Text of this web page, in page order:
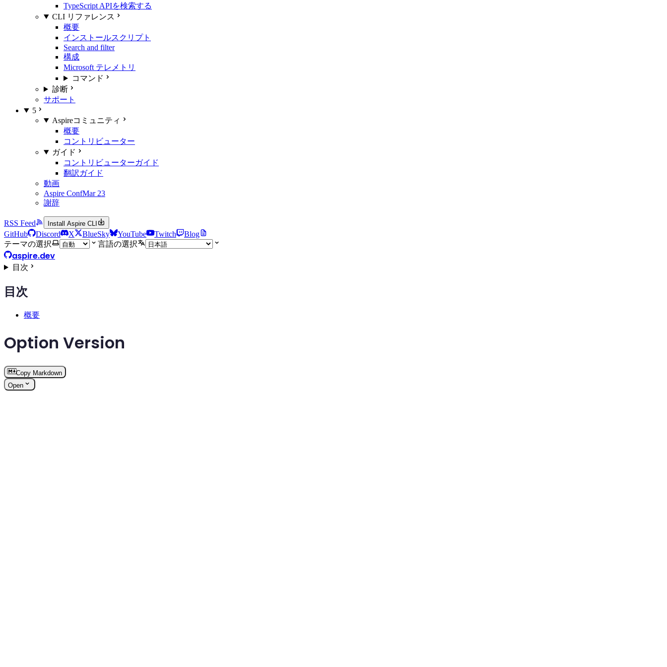
TypeScript APIを検索する
CLI リファレンス
概要
インストールスクリプト
Search and filter
構成
Microsoft テレメトリ
コマンド
診断
サポート
5
Aspireコミュニティ
概要
コントリビューター
ガイド
コントリビューターガイド
翻訳ガイド
動画
Aspire ConfMar 23
謝辞
RSS Feed Install Aspire CLI
GitHub Discord X BlueSky YouTube Twitch
Blog
テーマの選択
言語の選択
aspire.dev
目次
目次
概要
Option Version
Copy Markdown
Open